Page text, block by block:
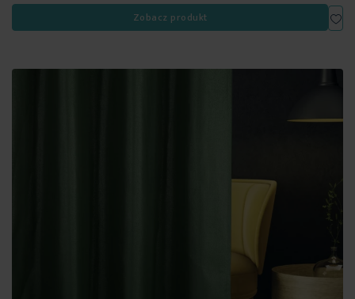
Zobacz produkt